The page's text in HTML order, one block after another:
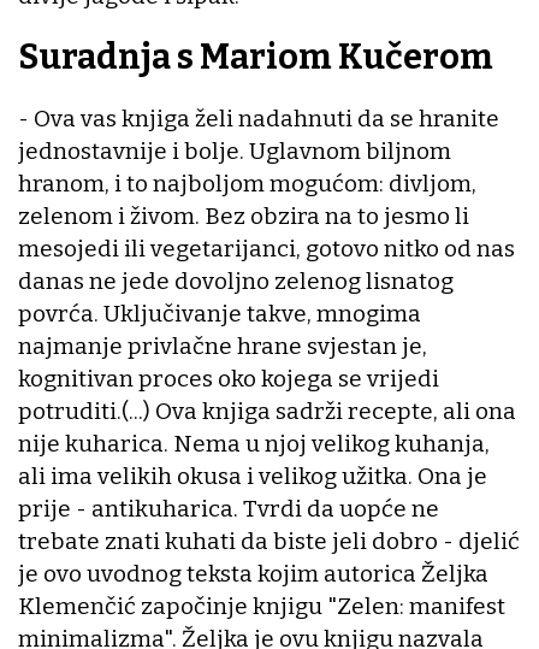
Suradnja s Mariom Kučerom
- Ova vas knjiga želi nadahnuti da se hranite
jednostavnije i bolje. Uglavnom biljnom
hranom, i to najboljom mogućom: divljom,
zelenom i živom. Bez obzira na to jesmo li
mesojedi ili vegetarijanci, gotovo nitko od nas
danas ne jede dovoljno zelenog lisnatog
povrća. Uključivanje takve, mnogima
najmanje privlačne hrane svjestan je,
kognitivan proces oko kojega se vrijedi
potruditi.(...) Ova knjiga sadrži recepte, ali ona
nije kuharica. Nema u njoj velikog kuhanja,
ali ima velikih okusa i velikog užitka. Ona je
prije - antikuharica. Tvrdi da uopće ne
trebate znati kuhati da biste jeli dobro - djelić
je ovo uvodnog teksta kojim autorica Željka
Klemenčić započinje knjigu "Zelen: manifest
minimalizma". Željka je ovu knjigu nazvala